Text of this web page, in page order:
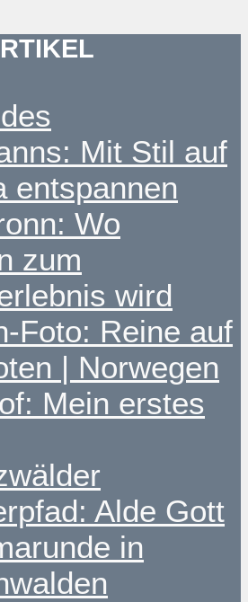
Mit Stil auf
entspannen
Wo
zum
wird
Foto: Reine auf
| Norwegen
Mein erstes
Alde Gott
in